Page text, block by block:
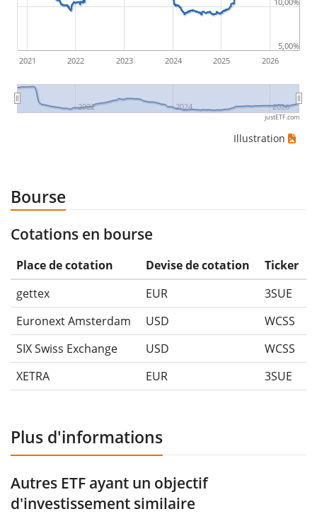
2021 2022 2023 2024 2025 2026
2022 2024 2026
5,00%
justETF.com
Illustration
Bourse
Cotations en bourse
Place de cotation Devise de cotation
Ticker
gettex
EUR
3SUE
Euronext Amsterdam
USD
WCSS
SIX Swiss Exchange
USD
WCSS
XETRA
EUR 3SUE
Plus d'informations
Autres ETF ayant un objectif
d'investissement similaire